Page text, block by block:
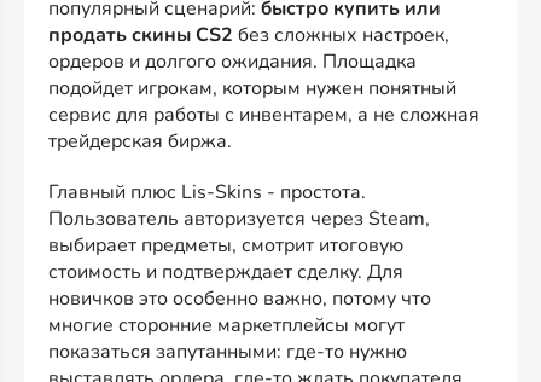
популярный сценарий: быстро купить или
продать скины CS2 без сложных настроек,
ордеров и долгого ожидания. Площадка
подойдет игрокам, которым нужен понятный
сервис для работы с инвентарем, а не сложная
трейдерская биржа.
Главный плюс Lis-Skins - простота.
Пользователь авторизуется через Steam,
выбирает предметы, смотрит итоговую
стоимость и подтверждает сделку. Для
новичков это особенно важно, потому что
многие сторонние маркетплейсы могут
показаться запутанными: где-то нужно